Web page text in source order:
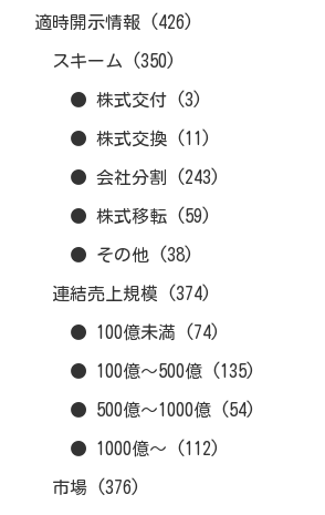
適時開示情報 (426)
スキーム (350)
● 株式交付 (3)
● 株式交換 (11)
● 会社分割 (243)
● 株式移転 (59)
● その他 (38)
連結売上規模 (374)
● 100億未満 (74)
● 100億～500億 (135)
● 500億～1000億 (54)
● 1000億～ (112)
市場 (376)